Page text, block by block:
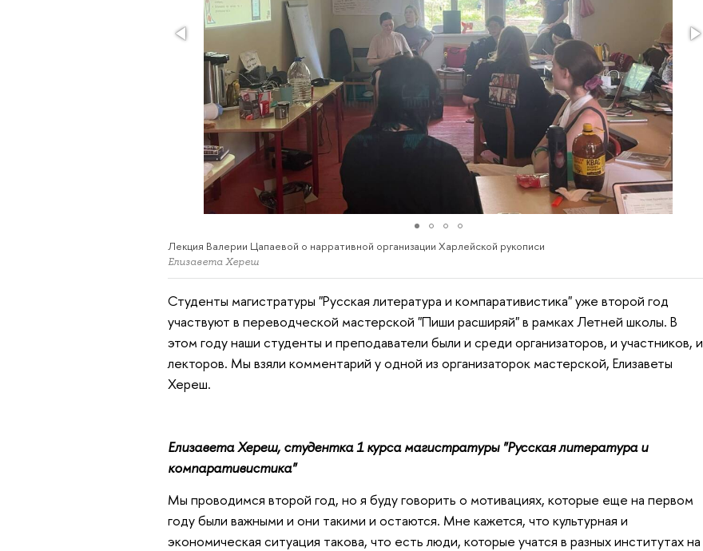
Лекция Валерии Цапаевой о нарративной организации Харлейской рукописи
Елизавета Хереш
Студенты магистратуры "Русская литература и компаративистика" уже второй год
участвуют в переводческой мастерской "Пиши расширяй" в рамках Летней школы. В
этом году наши студенты и преподаватели были и среди организаторов, и участников, и
лекторов. Мы взяли комментарий у одной из организаторок мастерской, Елизаветы
Хереш.
Елизавета Хереш, студентка 1 курса магистратуры "Русская литература и
компаративистика"
Мы проводимся второй год, но я буду говорить о мотивациях, которые еще на первом
году были важными и они такими и остаются. Мне кажется, что культурная и
экономическая ситуация такова, что есть люди, которые учатся в разных институтах на